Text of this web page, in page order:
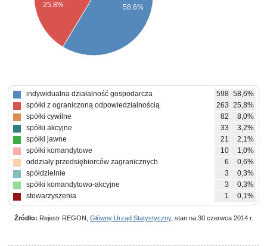
25.8% 58.6%
indywidualna działalność gospodarcza 598 58,6%
spółki z ograniczoną odpowiedzialnością
263 25,8%
spółki cywilne
82
8,0%
spółki akcyjne
33
3,2%
spółki jawne
21
2,1%
spółki komandytowe
10
1,0%
oddziały przedsiębiorców zagranicznych
6
0,6%
spółdzielnie
3
0,3%
spółki komandytowo-akcyjne
3
0,3%
stowarzyszenia
1 0,1%
Źródło: Rejestr REGON, Główny Urząd Statystyczny, stan na 30 czerwca 2014 r.